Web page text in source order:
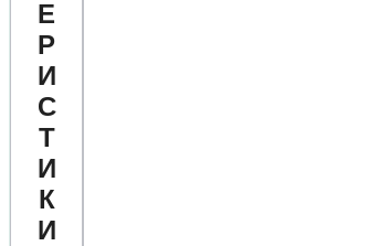
Е
Р
И
С
Т
И
К
И